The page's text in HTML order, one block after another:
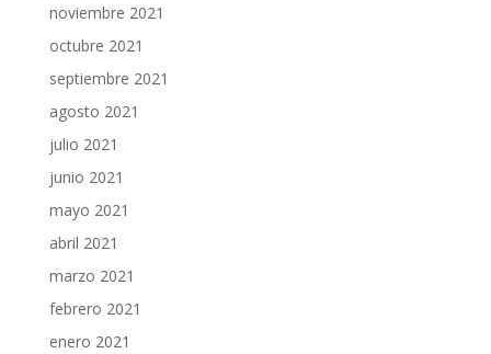
noviembre 2021
octubre 2021
septiembre 2021
agosto 2021
julio 2021
junio 2021
mayo 2021
abril 2021
marzo 2021
febrero 2021
enero 2021